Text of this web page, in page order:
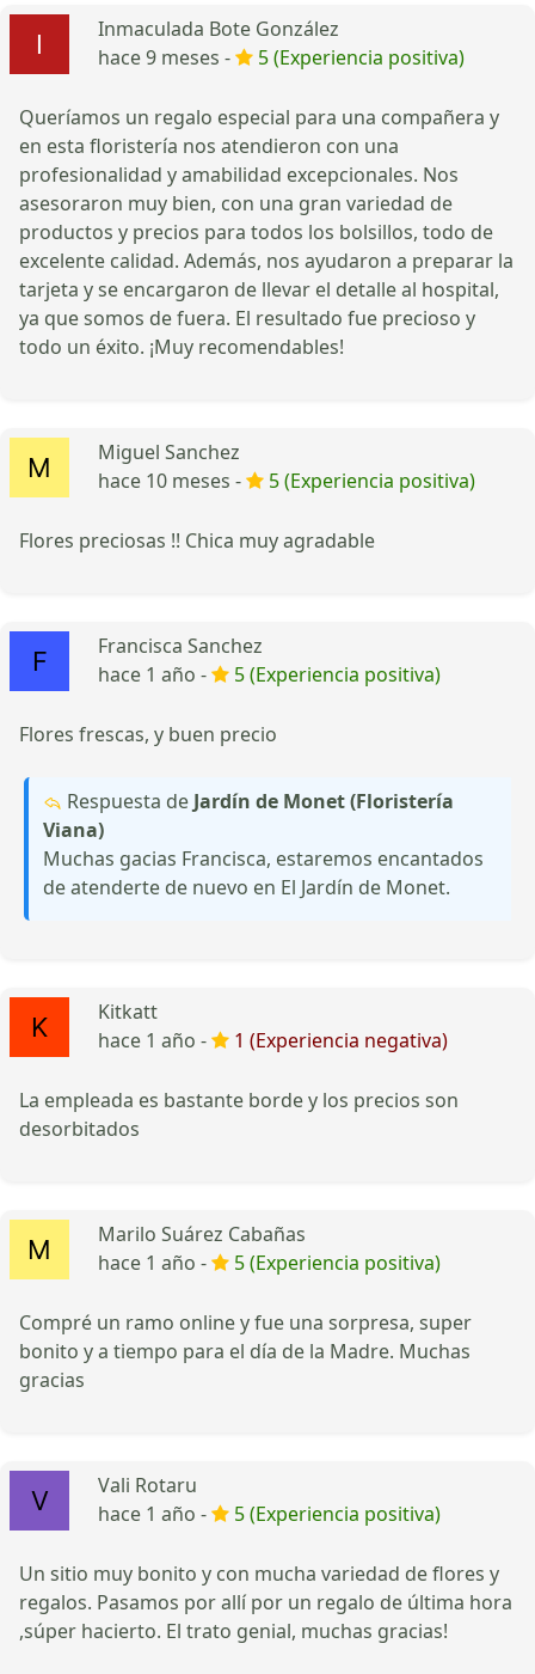
Inmaculada Bote González
hace 9 meses -
5 (Experiencia positiva)
Queríamos un regalo especial para una compañera y
en esta floristería nos atendieron con una
profesionalidad y amabilidad excepcionales. Nos
asesoraron muy bien, con una gran variedad de
productos y precios para todos los bolsillos, todo de
excelente calidad. Además, nos ayudaron a preparar la
tarjeta y se encargaron de llevar el detalle al hospital,
ya que somos de fuera. El resultado fue precioso y
todo un éxito. ¡Muy recomendables!
Miguel Sanchez
hace 10 meses -
5 (Experiencia positiva)
Flores preciosas !! Chica muy agradable
Francisca Sanchez
hace 1 año -
5 (Experiencia positiva)
Flores frescas, y buen precio
Respuesta de Jardín de Monet (Floristería
Viana)
Muchas gacias Francisca, estaremos encantados
de atenderte de nuevo en El Jardín de Monet.
Kitkatt
hace 1 año -
1 (Experiencia negativa)
La empleada es bastante borde y los precios son
desorbitados
Marilo Suárez Cabañas
hace 1 año -
5 (Experiencia positiva)
Compré un ramo online y fue una sorpresa, super
bonito y a tiempo para el día de la Madre. Muchas
gracias
Vali Rotaru
hace 1 año -
5 (Experiencia positiva)
Un sitio muy bonito y con mucha variedad de flores y
regalos. Pasamos por allí por un regalo de última hora
,súper hacierto. El trato genial, muchas gracias!